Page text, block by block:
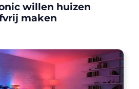
willen huizen
maken